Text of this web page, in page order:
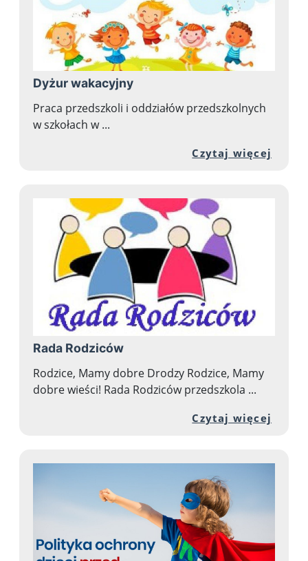
Dyżur wakacyjny
Praca przedszkoli i oddziałów przedszkolnych
w szkołach w ...
Czytaj więcej
Rada Rodziców
Rodzice, Mamy dobre Drodzy Rodzice, Mamy
dobre wieści! Rada Rodziców przedszkola ...
Czytaj więcej